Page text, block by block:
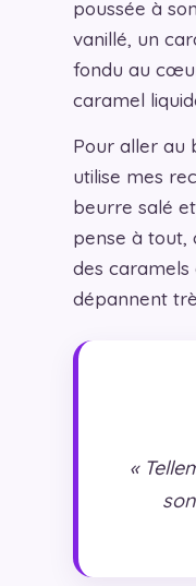
poussée à
vanillé, un
fondu au
caramel
Pour aller au
utilise mes
beurre salé
pense à tout,
des
dépannent
«